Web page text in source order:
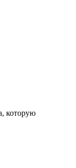
которую